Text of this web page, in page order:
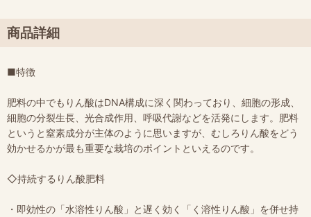
商品詳細
■特徴
肥料の中でもりん酸はDNA構成に深く関わっており、細胞の形成、
細胞の分裂生長、光合成作用、呼吸代謝などを活発にします。肥料
というと窒素成分が主体のように思いますが、むしろりん酸をどう
効かせるかが最も重要な栽培のポイントといえるのです。
◇持続するりん酸肥料
・即効性の「水溶性りん酸」と遅く効く「く溶性りん酸」を併せ持